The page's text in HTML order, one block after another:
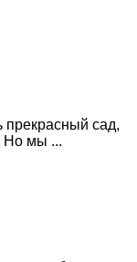
прекрасный сад,
Но мы ...